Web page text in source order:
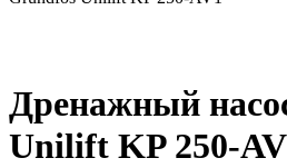
Дренажный
Unilift KP 250-